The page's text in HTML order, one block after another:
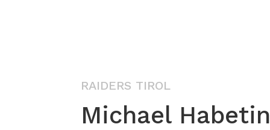
RAIDERS TIROL
Michael